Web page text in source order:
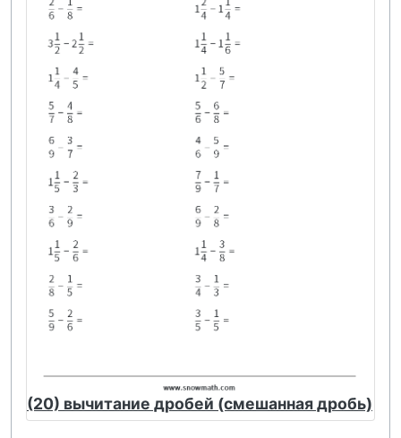
(20) вычитание дробей (смешанная дробь)